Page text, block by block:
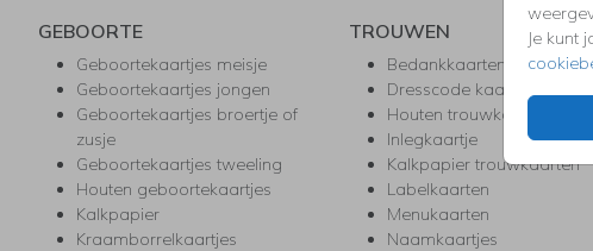
Je kunt
GEBOORTE
Geboortekaartjes meisje
Geboortekaartjes jongen
Geboortekaartjes broertje of
zusje
Geboortekaartjes tweeling
Houten geboortekaartjes
Kalkpapier
Kraamborrelkaartjes
TROUWEN
Bedankkaarten
Dresscode kaartjes
Houten trouwkaarten
Inlegkaartje
Kalkpapier trouwkaarten
Labelkaarten
Menukaarten
Naamkaartjes